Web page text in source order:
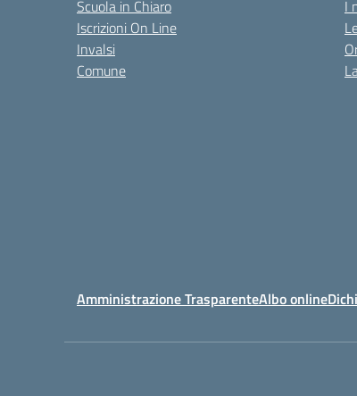
Scuola in Chiaro
Iscrizioni On Line
Invalsi
Comune
I
Amministrazione TrasparenteAlbo online